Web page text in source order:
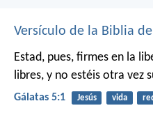
Versículo de la Biblia
Estad, pues, firmes en la
libres, y no estéis otra vez
Gálatas 5:1 Jesús vida